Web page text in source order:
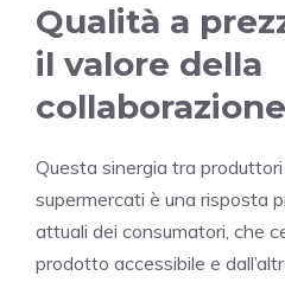
Qualità a
il valore della
collaborazione
Questa sinergia tra
supermercati è una risposta
attuali dei consumatori, che
prodotto accessibile e